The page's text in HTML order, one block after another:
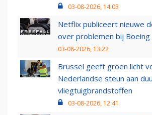
03-08-2026, 14:03
Netflix publiceert nieuwe
over problemen bij Boeing
03-08-2026, 13:22
Brussel geeft groen licht
Nederlandse steun aan
vliegtuigbrandstoffen
03-08-2026, 12:41